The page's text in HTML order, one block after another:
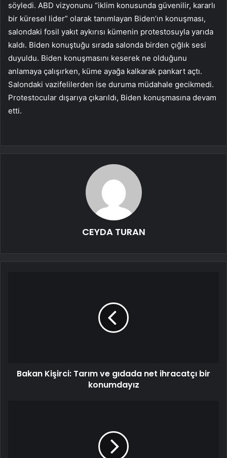
söyledi. ABD vizyonunu “iklim konusunda güvenilir, kararlı
bir küresel lider” olarak tanımlayan Biden’ın konuşması,
salondaki fosil yakıt aykırısı kümenin protestosuyla yarıda
kaldı. Biden konuştuğu sırada salonda birden çığlık sesi
duyuldu. Biden konuşmasını keserek ne olduğunu
anlamaya çalışırken, küme ayağa kalkarak pankart açtı.
Salondaki vazifelilerden ise duruma müdahale gecikmedi.
Protestocular dışarıya çıkarıldı, Biden konuşmasına devam
etti.
CEYDA TURAN
Bakan Kişirci: Tarım ve gıdada net ihracatçı bir
konumdayız